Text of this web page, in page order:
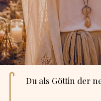
Ich werde
Du als Göttin der